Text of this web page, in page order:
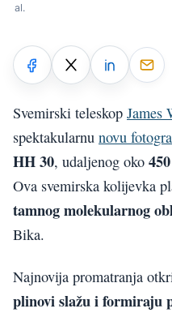
al.
Svemirski teleskop James
spektakularnu novu
HH 30, udaljenog oko
Ova svemirska kolijevka
tamnog molekularnog
Bika.
Najnovija promatranja
plinovi slažu i formiraju